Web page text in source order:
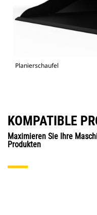
Planierschaufel
KOMPATIBLE
Maximieren Sie Ihre
Produkten